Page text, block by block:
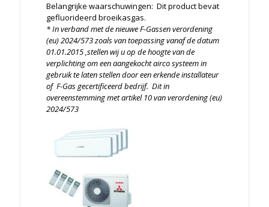
Belangrijke waarschuwingen: Dit product bevat
gefluorideerd broeikasgas.
* In verband met de nieuwe F-Gassen verordening
(eu) 2024/573 zoals van toepassing vanaf de datum
01.01.2015 ,stellen wij u op de hoogte van de
verplichting om een aangekocht airco systeem in
gebruik te laten stellen door een erkende installateur
of F-Gas gecertificeerd bedrijf. Dit in
overeenstemming met artikel 10 van verordening (eu)
2024/573